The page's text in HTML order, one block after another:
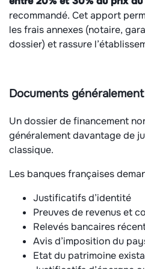
recommandé. Cet apport
les frais annexes (notaire,
dossier) et rassure
Documents
Un dossier de financement
généralement davantage de
classique.
Les banques françaises
Justificatifs d’identité
Preuves de revenus et
Relevés bancaires
Avis d’imposition du
Etat du patrimoine